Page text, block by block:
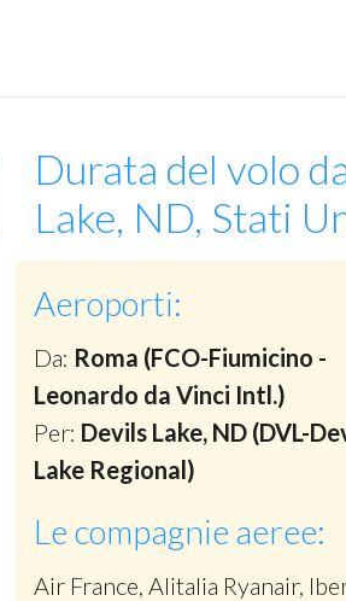
Durata del volo
Lake, ND, Stati
Aeroporti:
Da: Roma (FCO-Fiumicino -
Leonardo da Vinci Intl.)
Per: Devils Lake, ND (DVL-
Lake Regional)
Le compagnie aeree:
Air France, Alitalia Ryanair,